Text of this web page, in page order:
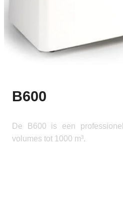
B600
De B600 is een
volumes tot 1000 m³.